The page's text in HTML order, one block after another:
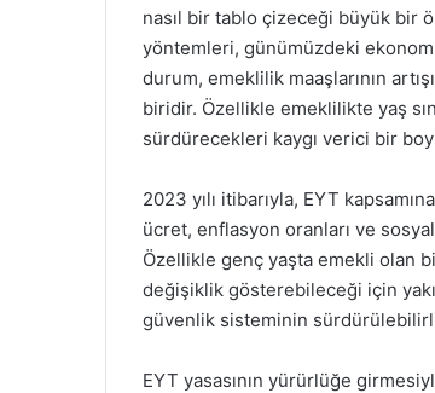
nasıl bir tablo çizeceği büyük bir
yöntemleri, günümüzdeki
durum, emeklilik maaşlarının
biridir. Özellikle emeklilikte yaş
sürdürecekleri kaygı verici bir
2023 yılı itibarıyla, EYT
ücret, enflasyon oranları ve
Özellikle genç yaşta emekli olan
değişiklik gösterebileceği için
güvenlik sisteminin
EYT yasasının yürürlüğe